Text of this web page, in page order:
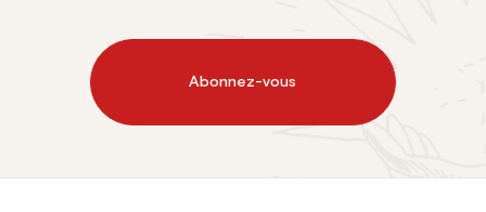
Abonnez-vous